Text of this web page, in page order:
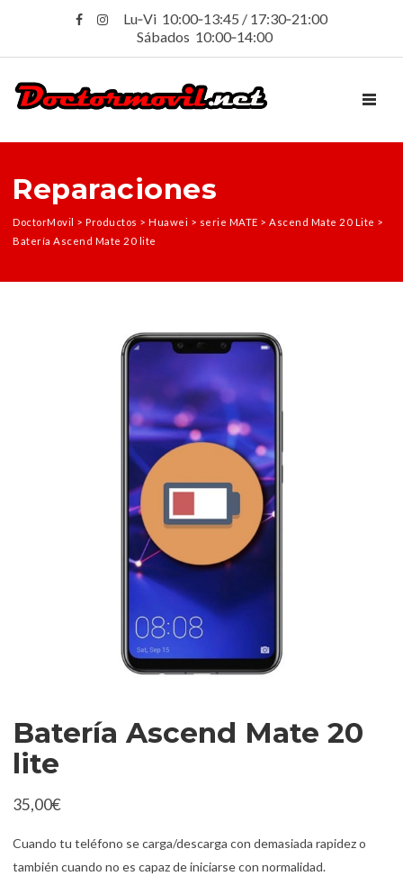
Lu‑Vi 10:00‑13:45 / 17:30‑21:00
Sábados 10:00‑14:00
Reparaciones
DoctorMovil > Productos > Huawei > serie MATE > Ascend Mate 20 Lite >
Batería Ascend Mate 20 lite
Batería Ascend Mate 20
lite
35,00€
Cuando tu teléfono se carga/descarga con demasiada rapidez o
también cuando no es capaz de iniciarse con normalidad.